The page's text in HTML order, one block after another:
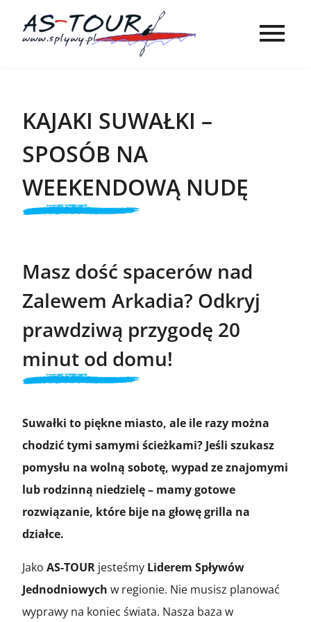
KAJAKI SUWAŁKI –
SPOSÓB NA
WEEKENDOWĄ NUDĘ
Masz dość spacerów nad
Zalewem Arkadia? Odkryj
prawdziwą przygodę 20
minut od domu!
Suwałki to piękne miasto, ale ile razy można
chodzić tymi samymi ścieżkami? Jeśli szukasz
pomysłu na wolną sobotę, wypad ze znajomymi
lub rodzinną niedzielę – mamy gotowe
rozwiązanie, które bije na głowę grilla na
działce.
Jako AS-TOUR jesteśmy Liderem Spływów
Jednodniowych w regionie. Nie musisz planować
wyprawy na koniec świata. Nasza baza w